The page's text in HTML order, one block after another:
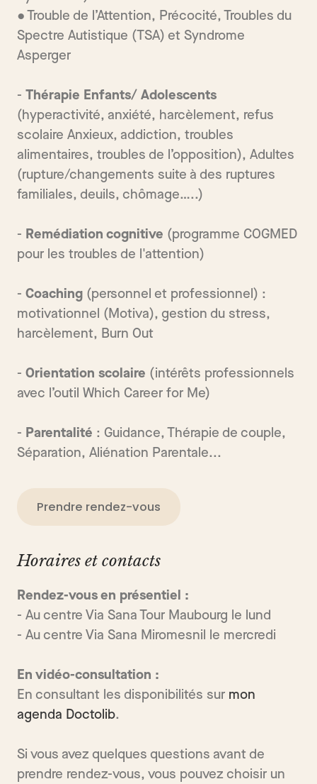
● Trouble de l’Attention, Précocité, Troubles du
Spectre Autistique (TSA) et Syndrome
Asperger
- Thérapie Enfants/ Adolescents
(hyperactivité, anxiété, harcèlement, refus
scolaire Anxieux, addiction, troubles
alimentaires, troubles de l’opposition), Adultes
(rupture/changements suite à des ruptures
familiales, deuils, chômage…..)
- Remédiation cognitive (programme COGMED
pour les troubles de l'attention)
- Coaching (personnel et professionnel) :
motivationnel (Motiva), gestion du stress,
harcèlement, Burn Out
- Orientation scolaire (intérêts professionnels
avec l’outil Which Career for Me)
- Parentalité : Guidance, Thérapie de couple,
Séparation, Aliénation Parentale...
Prendre rendez-vous
Horaires et contacts
Rendez-vous en présentiel :
- Au centre Via Sana Tour Maubourg le lund
- Au centre Via Sana Miromesnil le mercredi
En vidéo-consultation :
En consultant les disponibilités sur mon
agenda Doctolib.
Si vous avez quelques questions avant de
prendre rendez-vous, vous pouvez choisir un